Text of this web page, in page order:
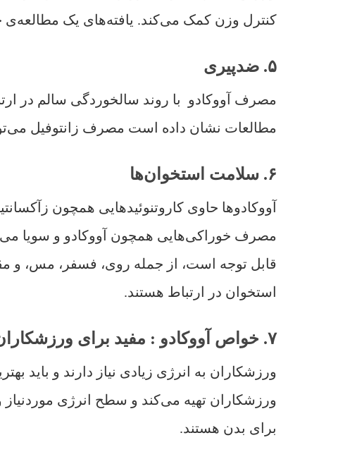
کنترل وزن کمک می‌کند. یافته‌های یک مطالعه‌ی
۵. ضدپیری
مصرف آووکادو با روند سالخوردگی سالم در
مطالعات نشان داده است مصرف زانتوفیل
۶. سلامت استخوان‌ها
آووکادوها حاوی کاروتنوئیدهایی همچون
مصرف خوراکی‌هایی همچون آووکادو و سویا
قابل توجه است، از جمله روی، فسفر، مس، و
استخوان در ارتباط هستند.
۷. خواص آووکادو : مفید برای ورزشکاران
ورزشکاران به انرژی زیادی نیاز دارند و باید
ورزشکاران تهیه می‌کند و سطح انرژی
برای بدن هستند.